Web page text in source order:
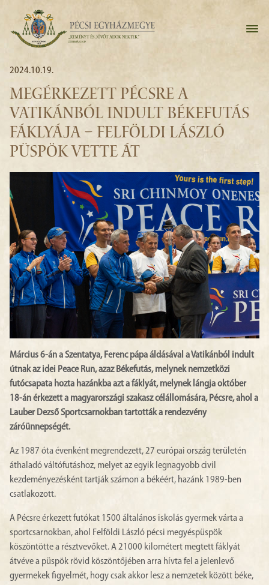
2024.10.19.
MEGÉRKEZETT PÉCSRE A
VATIKÁNBÓL INDULT BÉKEFUTÁS
FÁKLYÁJA – FELFÖLDI LÁSZLÓ
PÜSPÖK VETTE ÁT
Március 6-án a Szentatya, Ferenc pápa áldásával a Vatikánból indult
útnak az idei Peace Run, azaz Békefutás, melynek nemzetközi
futócsapata hozta hazánkba azt a fáklyát, melynek lángja október
18-án érkezett a magyarországi szakasz célállomására, Pécsre, ahol a
Lauber Dezső Sportcsarnokban tartották a rendezvény
záróünnepségét.
Az 1987 óta évenként megrendezett, 27 európai ország területén
áthaladó váltófutáshoz, melyet az egyik legnagyobb civil
kezdeményezésként tartják számon a békéért, hazánk 1989-ben
csatlakozott.
A Pécsre érkezett futókat 1500 általános iskolás gyermek várta a
sportcsarnokban, ahol Felföldi László pécsi megyéspüspök
köszöntötte a résztvevőket. A 21000 kilométert megtett fáklyát
átvéve a püspök rövid köszöntőjében arra hívta fel a jelenlevő
gyermekek figyelmét, hogy csak akkor lesz a nemzetek között béke,